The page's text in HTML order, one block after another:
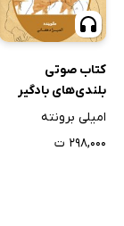
کتاب صوتی
بلندی‌های بادگیر
امیلی برونته
۲۹۸,۰۰۰ ت